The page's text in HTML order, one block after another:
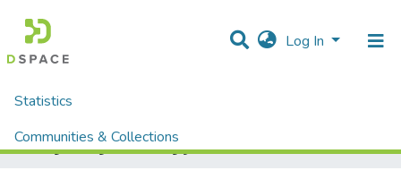
Log In
Statistics
Communities & Collections
Home
فعالية وسائل التواصل الاجتماعي في الحد من إنتشار ظاهرة تعاطي المخذرات في المؤسسات التربوية – الفايسبوك – نموذجا-